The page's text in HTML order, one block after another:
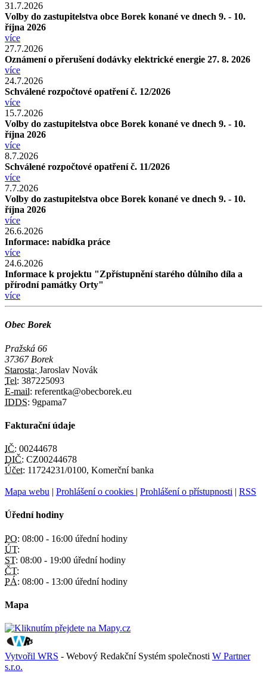
31.7.2026
Volby do zastupitelstva obce Borek konané ve dnech 9. - 10.
října 2026
více
27.7.2026
Oznámení o přerušení dodávky elektrické energie 27. 8. 2026
více
24.7.2026
Schválené rozpočtové opatření č. 12/2026
více
15.7.2026
Volby do zastupitelstva obce Borek konané ve dnech 9. - 10.
října 2026
více
8.7.2026
Schválené rozpočtové opatření č. 11/2026
více
7.7.2026
Volby do zastupitelstva obce Borek konané ve dnech 9. - 10.
října 2026
více
26.6.2026
Informace: nabídka práce
více
24.6.2026
Informace k projektu "Zpřístupnění starého důlního díla a
přírodní památky Orty"
více
Obec Borek
Pražská 66
37367 Borek
Starosta: Jaroslav Novák
Tel: 387225093
E-mail: referentka@obecborek.eu
IDDS: 9gpama7
Fakturační údaje
IČ: 00244678
DIČ: CZ00244678
Účet: 11724231/0100, Komerční banka
Mapa webu | Prohlášení o cookies | Prohlášení o přístupnosti | RSS
Úřední hodiny
PO: 08:00 - 16:00 úřední hodiny
ÚT:
ST: 08:00 - 19:00 úřední hodiny
ČT:
PÁ: 08:00 - 13:00 úřední hodiny
Mapa
Vytvořil WRS - Webový Redakční Systém společnosti W Partner
s.r.o.